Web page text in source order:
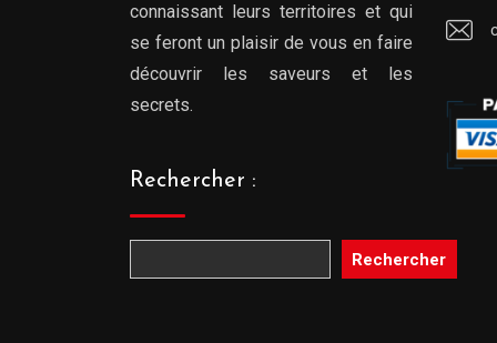
connaissant leurs territoires et qui
se feront un plaisir de vous en faire
découvrir les saveurs et les
secrets.
Rechercher :
Rechercher